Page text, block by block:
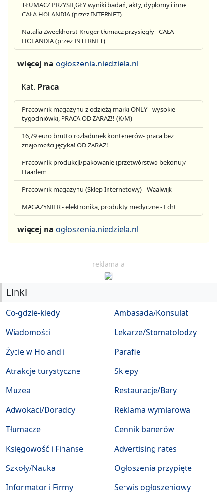
TŁUMACZ PRZYSIĘGŁY wyniki badań, akty, dyplomy i inne
CAŁA HOLANDIA (przez INTERNET)
Natalia Zweekhorst-Krüger tłumacz przysięgły - CAŁA
HOLANDIA (przez INTERNET)
więcej na ogłoszenia.niedziela.nl
Kat. Praca
Pracownik magazynu z odzieżą marki ONLY - wysokie
tygodniówki, PRACA OD ZARAZ!! (K/M)
16,79 euro brutto rozładunek kontenerów- praca bez
znajomości języka! OD ZARAZ!
Pracownik produkcji/pakowanie (przetwórstwo bekonu)/
Haarlem
Pracownik magazynu (Sklep Internetowy) - Waalwijk
MAGAZYNIER - elektronika, produkty medyczne - Echt
więcej na ogłoszenia.niedziela.nl
reklama a
Linki
Co-gdzie-kiedy
Wiadomości
Życie w Holandii
Atrakcje turystyczne
Muzea
Ambasada/Konsulat
Lekarze/Stomatolodzy
Parafie
Sklepy
Restauracje/Bary
Adwokaci/Doradcy
Tłumacze
Księgowość i Finanse
Szkoły/Nauka
Informator i Firmy
Reklama wymiarowa
Cennik banerów
Advertising rates
Ogłoszenia przypięte
Serwis ogłoszeniowy